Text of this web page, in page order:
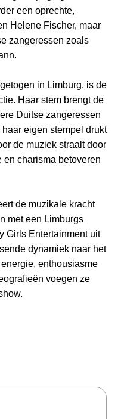
een oprechte,
Helene Fischer, maar
zangeressen zoals
in Limburg, is de
Haar stem brengt de
Duitse zangeressen
eigen stempel drukt
de muziek straalt door
en charisma betoveren
de muzikale kracht
met een Limburgs
Girls Entertainment uit
dynamiek naar het
enthousiasme
voegen ze